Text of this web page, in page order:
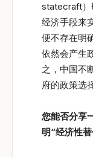
statecraft）
经济手段来
便不存在明
依然会产生
之，中国不
府的政策选
您能否分享
明“经济性